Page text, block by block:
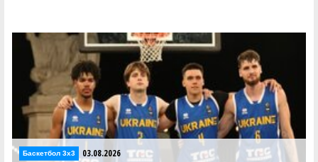
Баскетбол 3х3 03.08.2026